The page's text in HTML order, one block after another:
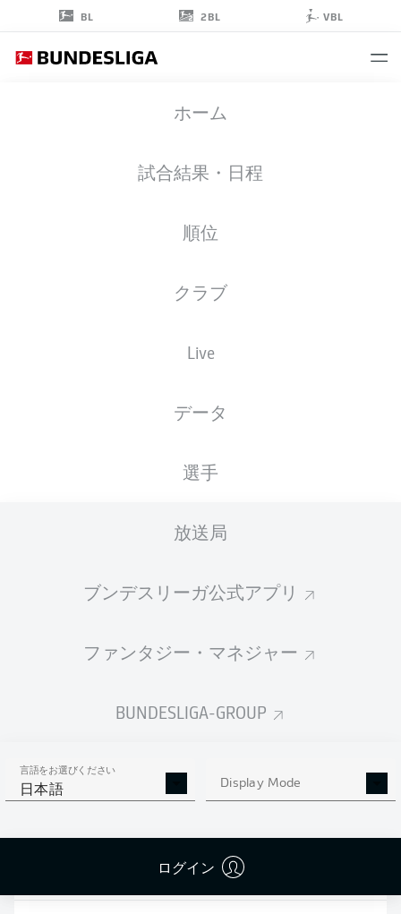
BL 2BL VBL
ホーム
試合結果・日程
順位
クラブ
Live
データ
選手
放送局
ブンデスリーガ公式アプリ
ファンタジー・マネジャー
BUNDESLIGA-GROUP
言語をお選びください
日本語 Display Mode
ログイン
EINTRACHT FRANKFURT
08.07.1990
2025/2026
統計 シーズン 2025/2026
OWN-GOALS
PASSES
COMPLETED